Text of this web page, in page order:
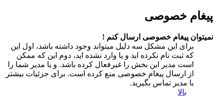
پیغام خصوصی
نمیتوان پیغام خصوصی ارسال کنم !
برای این مشکل سه دلیل میتواند وجود داشته باشد، اول این
که ثبت نام نکرده اید و یا وارد نشده اید، دوم این که ممکن
است مدیر این بخش را غیرفعال کرده باشد. و یا مدیر شما را
از ارسال پیغام خصوصی منع کرده است. برای جزئیات بیشتر
با مدیر تماس بگیرید.
بالا